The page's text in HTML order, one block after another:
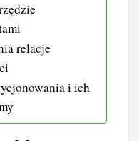
relacje
i ich